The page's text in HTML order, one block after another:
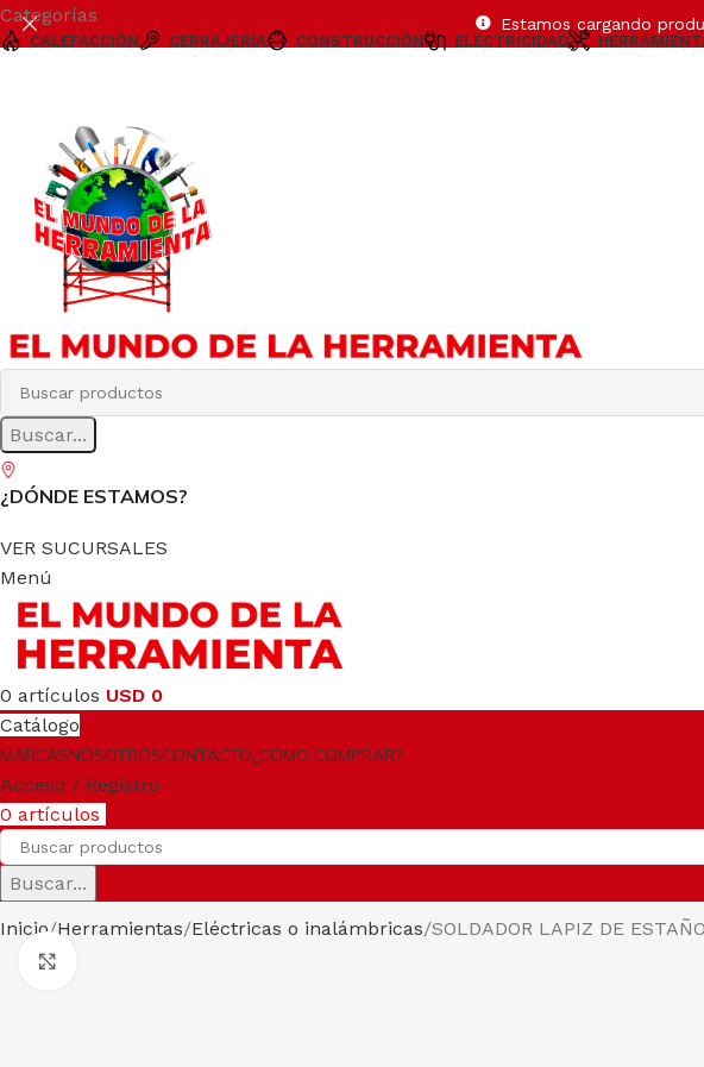
Categorías
CALEFACCIÓN CERRAJERÍA CONSTRUCCIÓN ELECTRICIDAD
Buscar...
¿DÓNDE ESTAMOS?
VER SUCURSALES
Menú
0 artículos USD 0
Catálogo
MARCASNOSOTROSCONTACTO¿CÓMO COMPRAR?
Acceso / Registro
0 artículos
Buscar...
Inicio Herramientas Eléctricas o inalámbricas SOLDADOR LAPIZ DE
Estamos cargando